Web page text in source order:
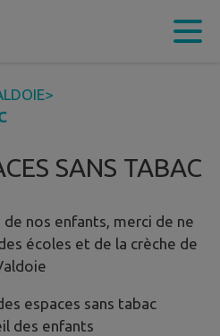
>
SANS TABAC
nos enfants, merci de ne
écoles et de la crèche de
espaces sans tabac
des enfants